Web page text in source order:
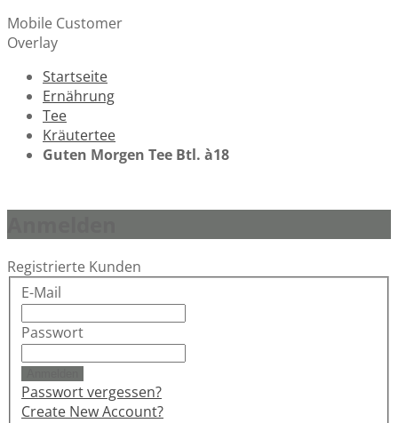
Mobile Customer
Overlay
Startseite
Ernährung
Tee
Kräutertee
Guten Morgen Tee Btl. à18
Registrierte Kunden
E-Mail
Passwort
Passwort vergessen?
Create New Account?